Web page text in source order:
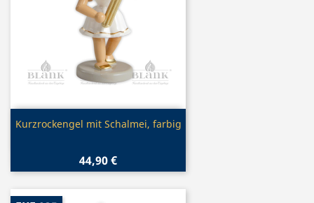
Vorschau
Kurzrockengel mit Schalmei, farbig
44,90 €